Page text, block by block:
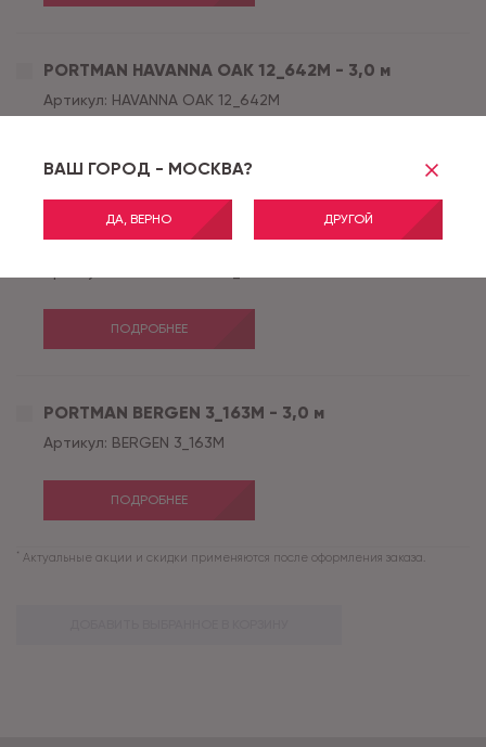
ВАШ ГОРОД - МОСКВА?
ДА, ВЕРНО ДРУГОЙ
PORTMAN HAVANNA OAK 12_642M - 3,0 м
Артикул: HAVANNA OAK 12_642M
PORTMAN HAVANNA OAK 12_642M - 2,5 м
ПОДРОБНЕЕ
PORTMAN BERGEN 3_163M - 3,0 м
Артикул: BERGEN 3_163M
ПОДРОБНЕЕ
* Актуальные акции и скидки применяются после оформления заказа.